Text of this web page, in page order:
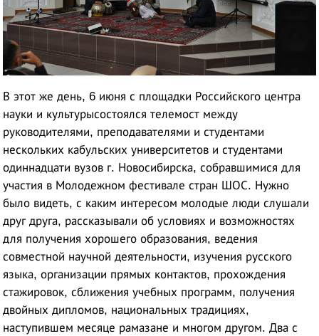
В этот же день, 6 июня с площадки Российского центра
науки и культурысостоялся телемост между
руководителями, преподавателями и студентами
нескольких кабульских университетов и студентами
одиннадцати вузов г. Новосибирска, собравшимися для
участия в Молодежном фестивале стран ШОС. Нужно
было видеть, с каким интересом молодые люди слушали
друг друга, рассказывали об условиях и возможностях
для получения хорошего образования, ведения
совместной научной деятельности, изучения русского
языка, организации прямых контактов, прохождения
стажировок, сближения учебных программ, получения
двойных дипломов, национальных традициях,
наступившем месяце рамазане и многом другом. Два с